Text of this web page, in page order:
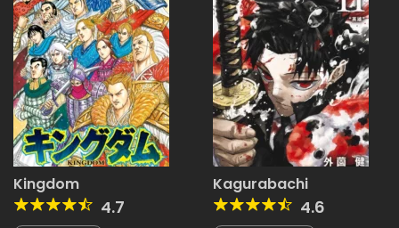
Kingdom
4.7
Kagurabachi
4.6